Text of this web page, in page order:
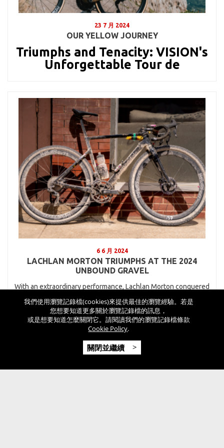
23 7 月 2024
OUR YELLOW JOURNEY
Triumphs and Tenacity: VISION's
Unforgettable Tour de
6 6 月 2024
LACHLAN MORTON TRIUMPHS AT THE 2024
UNBOUND GRAVEL
With an extraordinary performance, Lachlan Morton conquered
the 202
我們使用瀏覽記錄檔(cookies)來提供最佳的瀏覽經驗。若是
您想要知道更多關於瀏覽記錄檔的訊息，
或是想要知道怎麼關閉它。請閱讀我們的瀏覽記錄檔條款
Cookie Policy.
關閉並繼續